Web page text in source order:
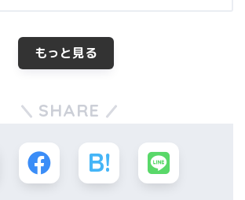
もっと見る
SHARE